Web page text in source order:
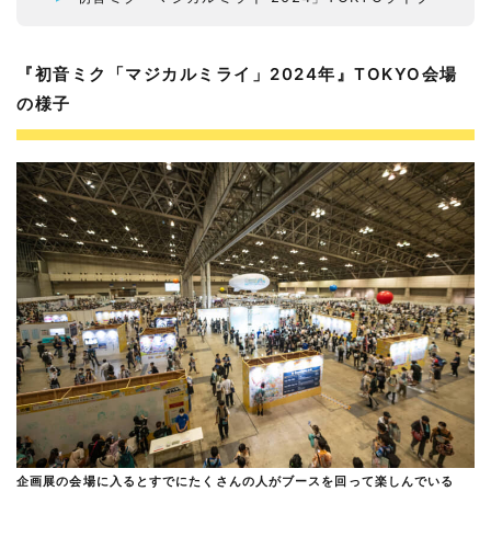
『初音ミク「マジカルミライ」2024年』TOKYO会場
の様子
企画展の会場に入るとすでにたくさんの人がブースを回って楽しんでいる